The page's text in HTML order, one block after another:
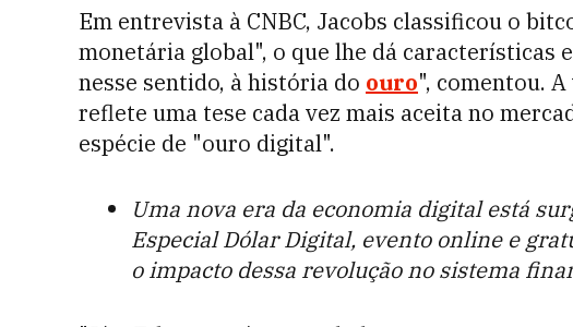
Em entrevista à CNBC, Jacobs classificou o
monetária global", o que lhe dá características
nesse sentido, à história do ouro", comentou.
reflete uma tese cada vez mais aceita no
espécie de "ouro digital".
Uma nova era da economia digital está
Especial Dólar Digital, evento online e
o impacto dessa revolução no sistema